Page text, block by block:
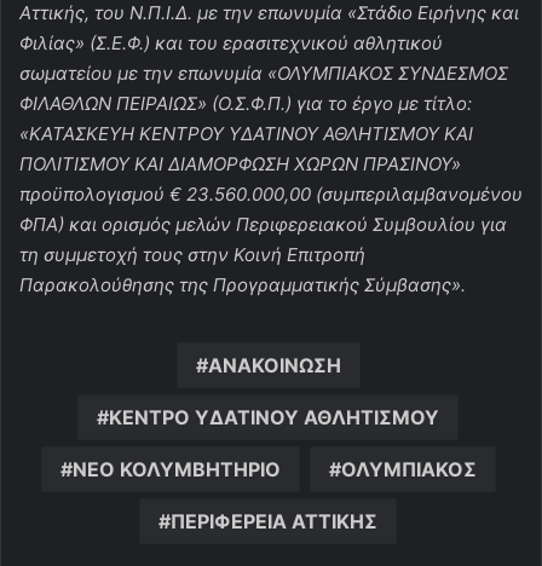
Αττικής, του Ν.Π.Ι.Δ. με την επωνυμία «Στάδιο Ειρήνης και
Φιλίας» (Σ.Ε.Φ.) και του ερασιτεχνικού αθλητικού
σωματείου με την επωνυμία «ΟΛΥΜΠΙΑΚΟΣ ΣΥΝΔΕΣΜΟΣ
ΦΙΛΑΘΛΩΝ ΠΕΙΡΑΙΩΣ» (Ο.Σ.Φ.Π.) για το έργο με τίτλο:
«ΚΑΤΑΣΚΕΥΗ ΚΕΝΤΡΟΥ ΥΔΑΤΙΝΟΥ ΑΘΛΗΤΙΣΜΟΥ ΚΑΙ
ΠΟΛΙΤΙΣΜΟΥ ΚΑΙ ΔΙΑΜΟΡΦΩΣΗ ΧΩΡΩΝ ΠΡΑΣΙΝΟΥ»
προϋπολογισμού € 23.560.000,00 (συμπεριλαμβανομένου
ΦΠΑ) και ορισμός μελών Περιφερειακού Συμβουλίου για
τη συμμετοχή τους στην Κοινή Επιτροπή
Παρακολούθησης της Προγραμματικής Σύμβασης».
ΑΝΑΚΟΙΝΩΣΗ
ΚΕΝΤΡΟ ΥΔΑΤΙΝΟΥ ΑΘΛΗΤΙΣΜΟΥ
ΝΕΟ ΚΟΛΥΜΒΗΤΗΡΙΟ ΟΛΥΜΠΙΑΚΟΣ
ΠΕΡΙΦΕΡΕΙΑ ΑΤΤΙΚΗΣ